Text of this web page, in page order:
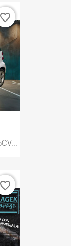
favorite_border
favorite_border